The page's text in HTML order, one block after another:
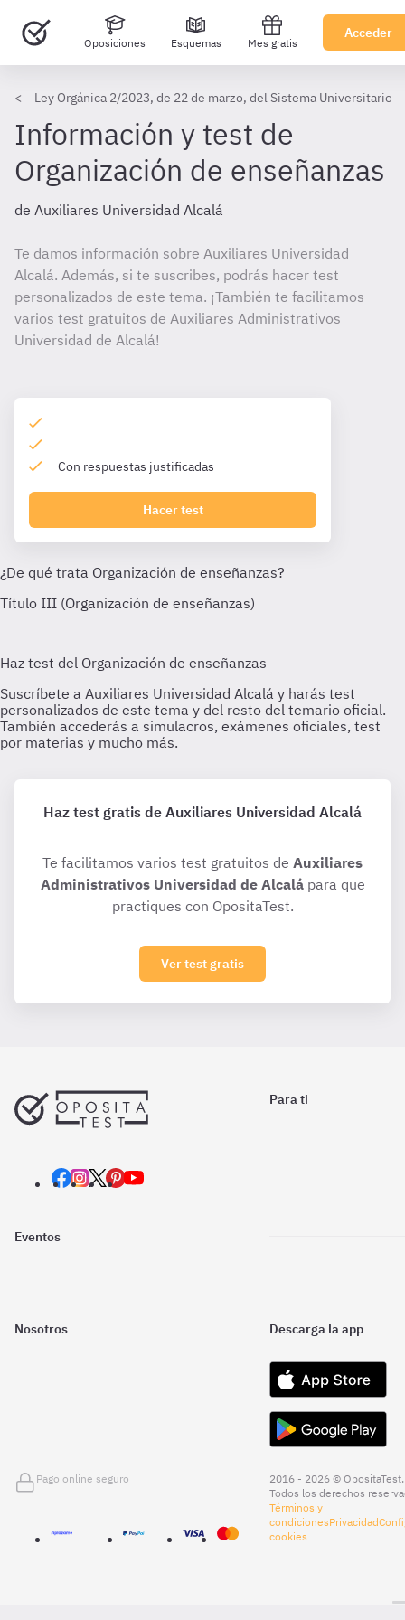
Oposiciones Esquemas Mes gratis
Acceder
Ley Orgánica 2/2023, de 22 de marzo, del Sistema
Información y test de
Organización de enseñanzas
de Auxiliares Universidad Alcalá
Te damos información sobre Auxiliares Universidad
Alcalá. Además, si te suscribes, podrás hacer test
personalizados de este tema. ¡También te facilitamos
varios test gratuitos de Auxiliares Administrativos
Universidad de Alcalá!
Con respuestas justificadas
Hacer test
Haz test gratis de Auxiliares Universidad Alcalá
Te facilitamos varios test gratuitos de Auxiliares
Administrativos Universidad de Alcalápara que
practiques con OpositaTest.
Ver test gratis
Para ti
Eventos
Nosotros Descarga la app
Pago online seguro
2016 - 2026 © OpositaTest.
Todos los derechos
Términos y
condicionesPrivacidad
cookies